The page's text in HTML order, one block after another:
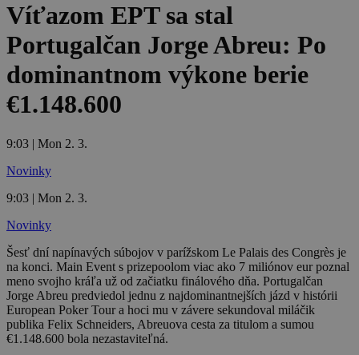
Víťazom EPT sa stal
Portugalčan Jorge Abreu: Po
dominantnom výkone berie
€1.148.600
9:03 | Mon 2. 3.
Novinky
9:03 | Mon 2. 3.
Novinky
Šesť dní napínavých súbojov v parížskom Le Palais des Congrès je
na konci. Main Event s prizepoolom viac ako 7 miliónov eur poznal
meno svojho kráľa už od začiatku finálového dňa. Portugalčan
Jorge Abreu predviedol jednu z najdominantnejších jázd v histórii
European Poker Tour a hoci mu v závere sekundoval miláčik
publika Felix Schneiders, Abreuova cesta za titulom a sumou
€1.148.600 bola nezastaviteľná.